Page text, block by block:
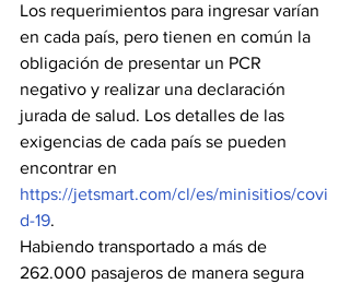
Los requerimientos para ingresar varían
en cada país, pero tienen en común la
obligación de presentar un PCR
negativo y realizar una declaración
jurada de salud. Los detalles de las
exigencias de cada país se pueden
encontrar en
https://jetsmart.com/cl/es/minisitios/covi
d-19.
Habiendo transportado a más de
262.000 pasajeros de manera segura